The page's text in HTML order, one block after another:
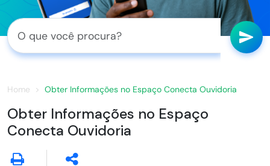
Home Obter Informações no Espaço Conecta Ouvidoria
Obter Informações no Espaço
Conecta Ouvidoria